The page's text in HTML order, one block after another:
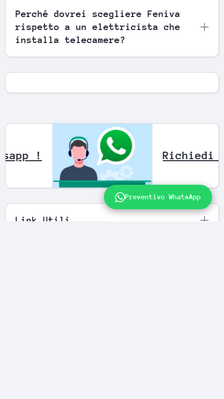
Perché dovrei scegliere Feniva
rispetto a un elettricista che
installa telecamere?
Whatsapp !
Link Utili
Preventivo WhatsApp